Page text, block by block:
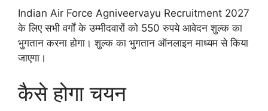
Indian Air Force Agniveervayu Recruitment 2027
के लिए सभी वर्गों के उम्मीदवारों को 550 रुपये आवेदन शुल्क का
भुगतान करना होगा। शुल्क का भुगतान ऑनलाइन माध्यम से किया
जाएगा।
कैसे होगा चयन